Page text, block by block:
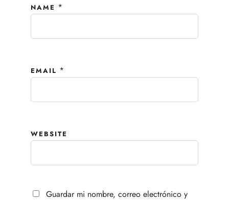
NAME *
EMAIL *
WEBSITE
Guardar mi nombre, correo electrónico y